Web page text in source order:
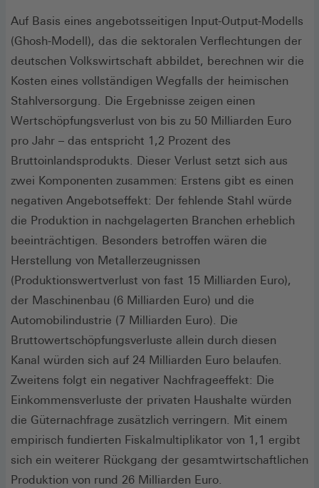
Auf Basis eines angebotsseitigen Input-Output-Modells
(Ghosh-Modell), das die sektoralen Verflechtungen der
deutschen Volkswirtschaft abbildet, berechnen wir die
Kosten eines vollständigen Wegfalls der heimischen
Stahlversorgung. Die Ergebnisse zeigen einen
Wertschöpfungsverlust von bis zu 50 Milliarden Euro
pro Jahr – das entspricht 1,2 Prozent des
Bruttoinlandsprodukts. Dieser Verlust setzt sich aus
zwei Komponenten zusammen: Erstens gibt es einen
negativen Angebotseffekt: Der fehlende Stahl würde
die Produktion in nachgelagerten Branchen erheblich
beeinträchtigen. Besonders betroffen wären die
Herstellung von Metallerzeugnissen
(Produktionswertverlust von fast 15 Milliarden Euro),
der Maschinenbau (6 Milliarden Euro) und die
Automobilindustrie (7 Milliarden Euro). Die
Bruttowertschöpfungsverluste allein durch diesen
Kanal würden sich auf 24 Milliarden Euro belaufen.
Zweitens folgt ein negativer Nachfrageeffekt: Die
Einkommensverluste der privaten Haushalte würden
die Güternachfrage zusätzlich verringern. Mit einem
empirisch fundierten Fiskalmultiplikator von 1,1 ergibt
sich ein weiterer Rückgang der gesamtwirtschaftlichen
Produktion von rund 26 Milliarden Euro.